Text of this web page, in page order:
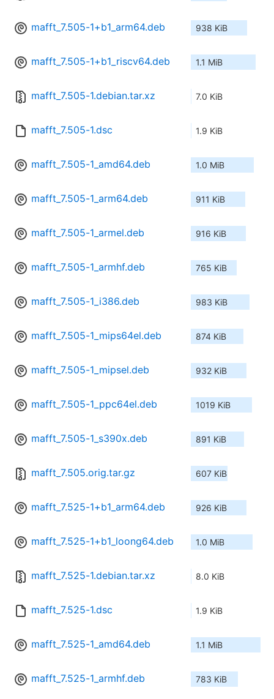
mafft_7.505-1+b1_arm64.deb 938 KiB
mafft_7.505-1+b1_riscv64.deb 1.1 MiB
mafft_7.505-1.debian.tar.xz 7.0 KiB
mafft_7.505-1.dsc 1.9 KiB
mafft_7.505-1_amd64.deb 1.0 MiB
mafft_7.505-1_arm64.deb 911 KiB
mafft_7.505-1_armel.deb 916 KiB
mafft_7.505-1_armhf.deb 765 KiB
mafft_7.505-1_i386.deb 983 KiB
mafft_7.505-1_mips64el.deb 874 KiB
mafft_7.505-1_mipsel.deb 932 KiB
mafft_7.505-1_ppc64el.deb 1019 KiB
mafft_7.505-1_s390x.deb 891 KiB
mafft_7.505.orig.tar.gz 607 KiB
mafft_7.525-1+b1_arm64.deb 926 KiB
mafft_7.525-1+b1_loong64.deb 1.0 MiB
mafft_7.525-1.debian.tar.xz 8.0 KiB
mafft_7.525-1.dsc 1.9 KiB
mafft_7.525-1_amd64.deb 1.1 MiB
mafft_7.525-1_armhf.deb 783 KiB